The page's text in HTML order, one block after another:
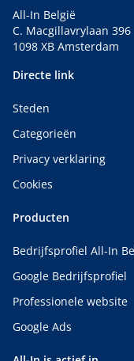
All-In België
C. Macgillavrylaan 396
1098 XB Amsterdam
Directe link
Steden
Categorieën
Privacy verklaring
Cookies
Producten
Bedrijfsprofiel All-In
Google Bedrijfsprofiel
Professionele website
Google Ads